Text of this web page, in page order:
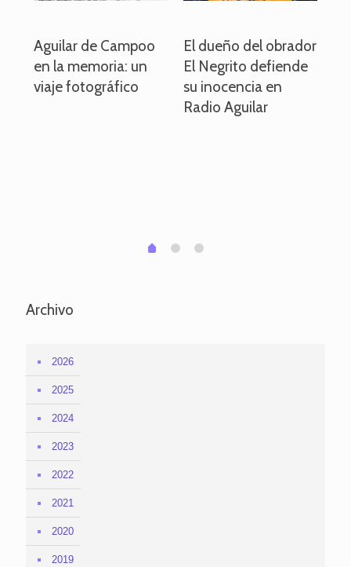
Aguilar de Campoo
en la memoria: un
viaje fotográfico
El dueño del obrador
El Negrito defiende
su inocencia en
Radio Aguilar
0 1 2
Archivo
2026
2025
2024
2023
2022
2021
2020
2019